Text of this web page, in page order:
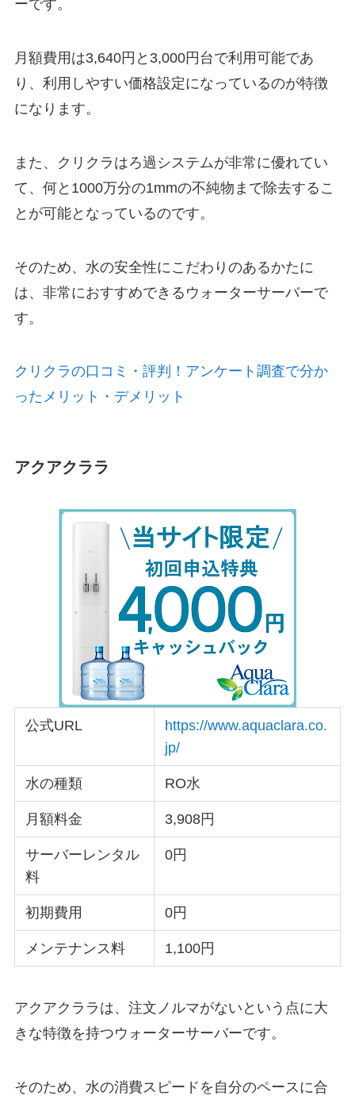
ーです。
月額費用は3,640円と3,000円台で利用可能であ
り、利用しやすい価格設定になっているのが特徴
になります。
また、クリクラはろ過システムが非常に優れてい
て、何と1000万分の1mmの不純物まで除去するこ
とが可能となっているのです。
そのため、水の安全性にこだわりのあるかたに
は、非常におすすめできるウォーターサーバーで
す。
クリクラの口コミ・評判！アンケート調査で分か
ったメリット・デメリット
アクアクララ
公式URL
https://www.aquaclara.co.
jp/
水の種類 RO水
月額料金 3,908円
サーバーレンタル
料
0円
初期費用 0円
メンテナンス料 1,100円
アクアクララは、注文ノルマがないという点に大
きな特徴を持つウォーターサーバーです。
そのため、水の消費スピードを自分のペースに合